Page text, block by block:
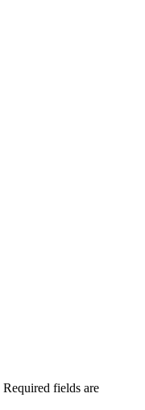
Required fields are